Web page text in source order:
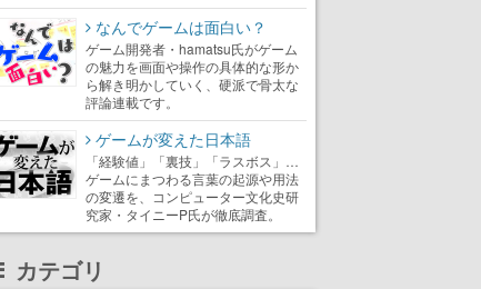
なんでゲームは面白い？
ゲーム開発者・hamatsu氏がゲーム
の魅力を画面や操作の具体的な形か
ら解き明かしていく、硬派で骨太な
評論連載です。
ゲームが変えた日本語
「経験値」「裏技」「ラスボス」…
ゲームにまつわる言葉の起源や用法
の変遷を、コンピューター文化史研
究家・タイニーP氏が徹底調査。
カテゴリ